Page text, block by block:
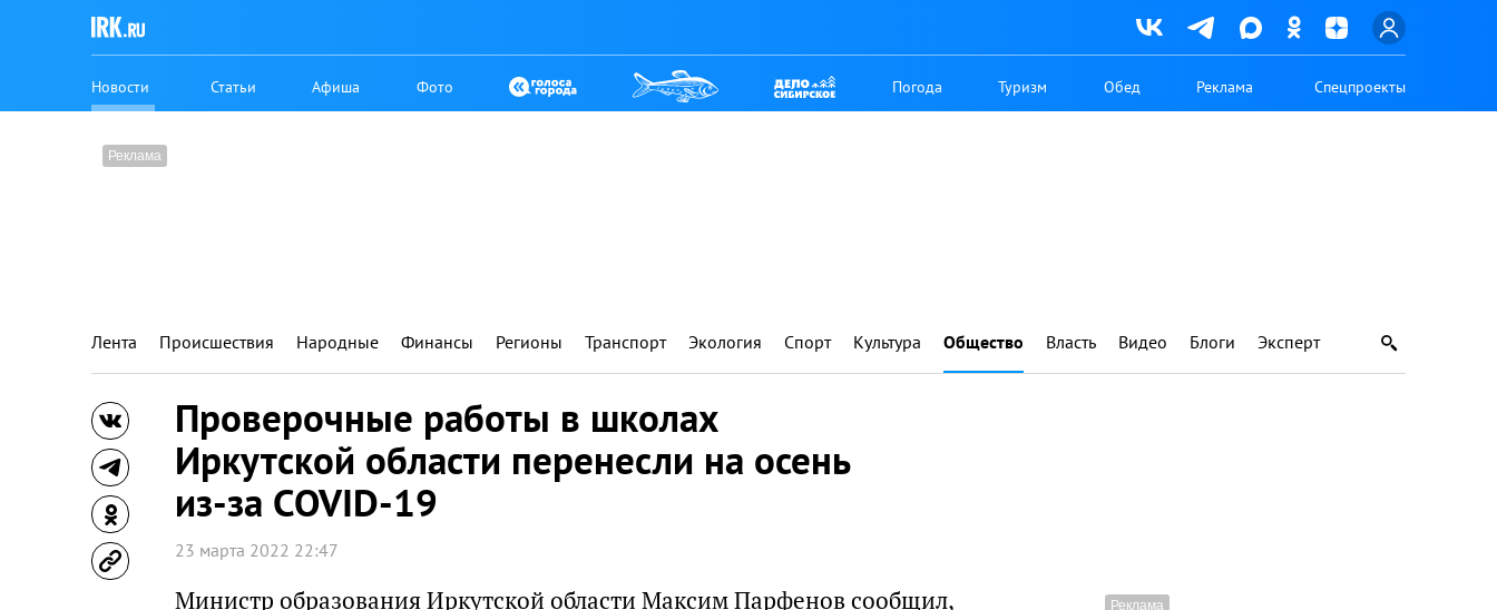
Новости Статьи Афиша Фото Погода Туризм Обед Реклама Спецпроекты
Лента Происшествия Народные Финансы Регионы Транспорт Экология Спорт Культура Общество Власть Видео Блоги Эксперт
Проверочные работы в школах
Иркутской области перенесли на осень
из-за COVID-19
23 марта 2022 22:47
Министр образования Иркутской области Максим Парфенов сообщил,